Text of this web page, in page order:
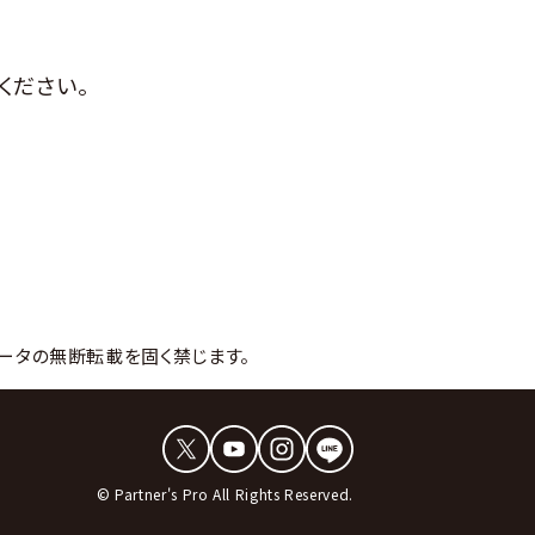
ださい。
タの無断転載を固く禁じます。
© Partner's Pro All Rights Reserved.